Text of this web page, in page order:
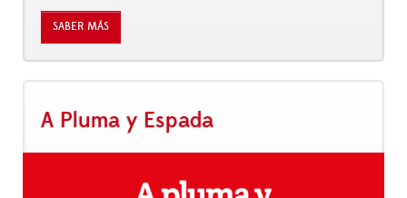
SABER MÁS
A Pluma y Espada